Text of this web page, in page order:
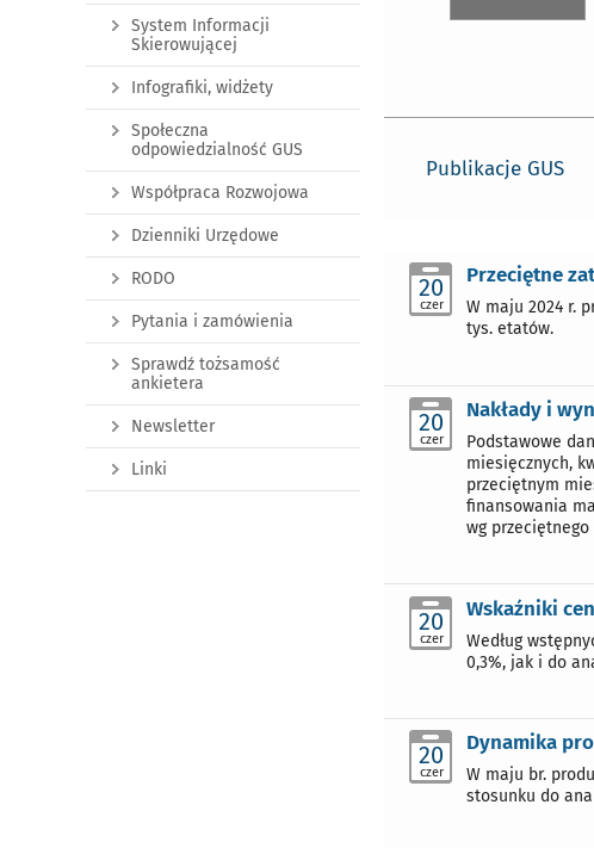
Publikacje GUS
20
czer
Przeciętne
W maju 2024 r.
tys. etatów.
20
czer
Nakłady i
Podstawowe
miesięcznych,
przeciętnym
finansowania
wg
20
czer
Wskaźniki
Według
0,3%, jak i do
20
czer
Dynamika
W maju br.
stosunku do
System Informacji
Skierowującej
Infografiki, widżety
Społeczna
odpowiedzialność GUS
Współpraca Rozwojowa
Dzienniki Urzędowe
RODO
Pytania i zamówienia
Sprawdź tożsamość
ankietera
Newsletter
Linki